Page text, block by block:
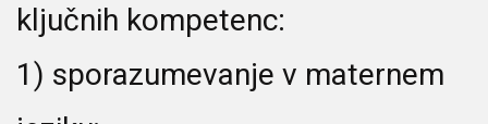
ključnih kompetenc:
1) sporazumevanje v maternem